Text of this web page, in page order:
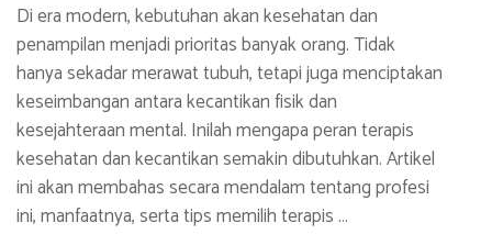
Di era modern, kebutuhan akan kesehatan dan
penampilan menjadi prioritas banyak orang. Tidak
hanya sekadar merawat tubuh, tetapi juga menciptakan
keseimbangan antara kecantikan fisik dan
kesejahteraan mental. Inilah mengapa peran terapis
kesehatan dan kecantikan semakin dibutuhkan. Artikel
ini akan membahas secara mendalam tentang profesi
ini, manfaatnya, serta tips memilih terapis …